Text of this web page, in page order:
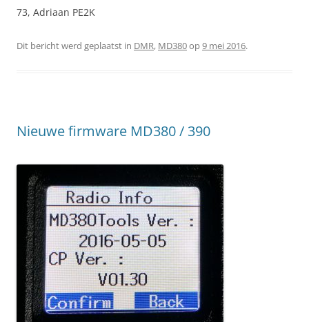
73, Adriaan PE2K
Dit bericht werd geplaatst in DMR, MD380op9 mei 2016.
Nieuwe firmware MD380 / 390